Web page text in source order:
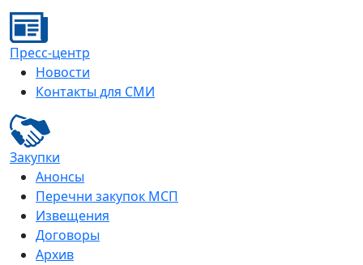
Пресс-центр
Новости
Контакты для СМИ
Закупки
Анонсы
Перечни закупок МСП
Извещения
Договоры
Архив